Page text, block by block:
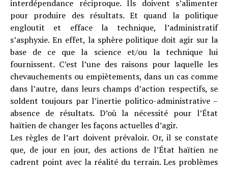
interdépendance réciproque. Ils doivent s’alimenter
pour produire des résultats. Et quand la politique
engloutit et efface la technique, l’administratif
s’asphyxie. En effet, la sphère politique doit agir sur la
base de ce que la science et/ou la technique lui
fournissent. C’est l’une des raisons pour laquelle les
chevauchements ou empiètements, dans un cas comme
dans l’autre, dans leurs champs d’action respectifs, se
soldent toujours par l’inertie politico-administrative –
absence de résultats. D’où la nécessité pour l’État
haïtien de changer les façons actuelles d’agir.
Les règles de l’art doivent prévaloir. Or, il se constate
que, de jour en jour, des actions de l’État haïtien ne
cadrent point avec la réalité du terrain. Les problèmes